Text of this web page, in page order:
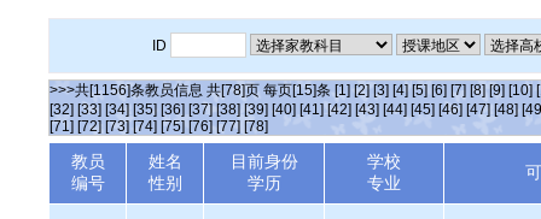
ID
>>>共[1156]条教员信息 共[78]页 每页[15]条 [1] [2] [3] [4] [5] [6] [7] [8] [9] [10]
[32] [33] [34] [35] [36] [37] [38] [39] [40] [41] [42] [43] [44] [45] [46] [47] [48]
[71] [72] [73] [74] [75] [76] [77] [78]
教员
编号
姓名
性别
目前身份
学历
学校
专业